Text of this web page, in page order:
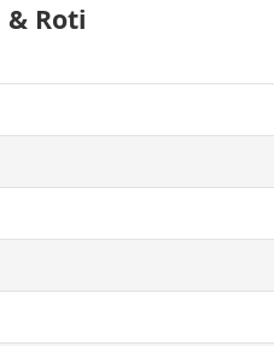
Roti